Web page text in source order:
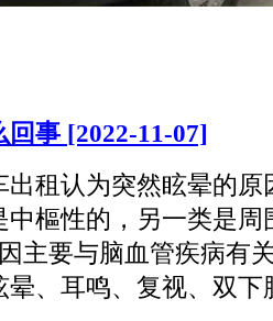
回事 [2022-11-07]
出租认为突然眩晕的原
中樞性的，另一类是周
主要与脑血管疾病有
晕、耳鸣、复视、双下